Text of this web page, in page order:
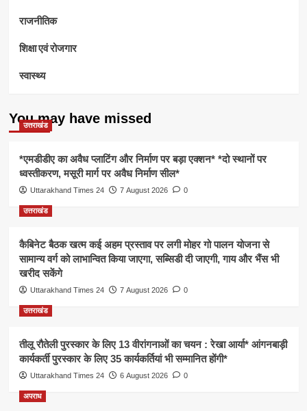
राजनीतिक
शिक्षा एवं रोजगार
स्वास्थ्य
You may have missed
उत्तराखंड
*एमडीडीए का अवैध प्लाटिंग और निर्माण पर बड़ा एक्शन* *दो स्थानों पर
ध्वस्तीकरण, मसूरी मार्ग पर अवैध निर्माण सील*
Uttarakhand Times 24 7 August 2026 0
उत्तराखंड
कैबिनेट बैठक खत्म कई अहम प्रस्ताव पर लगी मोहर गो पालन योजना से
सामान्य वर्ग को लाभान्वित किया जाएगा, सब्सिडी दी जाएगी, गाय और भैंस भी
खरीद सकेंगे
Uttarakhand Times 24 7 August 2026 0
उत्तराखंड
तीलू रौतेली पुरस्कार के लिए 13 वीरांगनाओं का चयन : रेखा आर्या* आंगनबाड़ी
कार्यकर्ती पुरस्कार के लिए 35 कार्यकर्तियां भी सम्मानित होंगी*
Uttarakhand Times 24 6 August 2026 0
अपराध